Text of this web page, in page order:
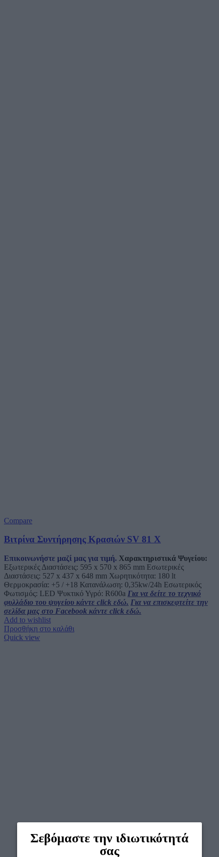
Σεβόμαστε την ιδιωτικότητά
σας
Compare
Βιτρίνα Συντήρησης Κρασιών SV 81 X
Επικοινωνήστε μαζί μας για τιμή. Χαρακτηριστικά Ψυγείου:
Εξωτερικές Διαστάσεις: 595 x 570 x 865 mm Εσωτερικές
Διαστάσεις: 527 x 437 x 648 mm Χωρητικότητα: 180 lt
Θερμοκρασία: +5 / +18 Κατανάλωση: 0,35kw/24h Εσωτερικός
Φωτισμός: LED Ψυκτικό Υγρό: R600a Για να δείτε το τεχνικό
φυλλάδιο του ψυγείου κάντε click εδώ. Για να επισκεφτείτε την
σελίδα μας στο Facebook κάντε click εδώ.
Add to wishlist
Προσθήκη στο καλάθι
Quick view